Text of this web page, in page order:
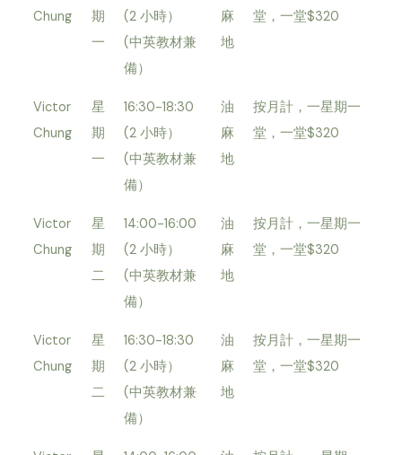
Chung
期
一
(2 小時）
(中英教材兼
備）
麻
地
堂，一堂$320
Victor
Chung
星
期
一
16:30-18:30
(2 小時）
(中英教材兼
備）
油
麻
地
按月計，一星期一
堂，一堂$320
Victor
Chung
星
期
二
14:00-16:00
(2 小時）
(中英教材兼
備）
油
麻
地
按月計，一星期一
堂，一堂$320
Victor
Chung
星
期
二
16:30-18:30
(2 小時）
(中英教材兼
備）
油
麻
地
按月計，一星期一
堂，一堂$320